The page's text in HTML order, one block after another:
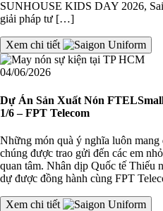
SUNHOUSE KIDS DAY 2026,
giải pháp tư […]
Xem chi tiết
04/06/2026
Dự Án Sản Xuất Nón
1/6 – FPT Telecom
Những món quà ý nghĩa luôn
chúng được trao gửi đến các em
quan tâm. Nhân dịp Quốc tế Thiếu
dự được đồng hành cùng FPT
Xem chi tiết